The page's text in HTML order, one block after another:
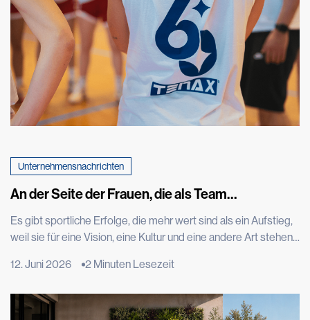
Unternehmensnachrichten
An der Seite der Frauen, die als Team
Sondertrikot den Aufstieg der Frauen-
Basketballmannschaft von Costa Masnaga in die
A1
Es gibt sportliche Erfolge, die mehr wert sind als ein Aufstieg,
weil sie für eine Vision, eine Kultur und eine andere Art stehen,
Masnaga, der Frauenbasketballmannschaft, die wir sponsern,
Engagement, Disziplin, Technik und Teamgeist errungen
12. Juni 2026 2 Minuten Lesezeit